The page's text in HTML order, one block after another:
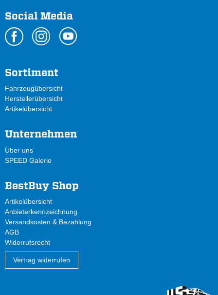
Social Media
Sortiment
Fahrzeugübersicht
Herstellerübersicht
Artikelübersicht
Unternehmen
Über uns
SPEED Galerie
BestBuy Shop
Artikelübersicht
Anbieterkennzeichnung
Versandkosten & Bezahlung
AGB
Widerrufsrecht
Vertrag widerrufen